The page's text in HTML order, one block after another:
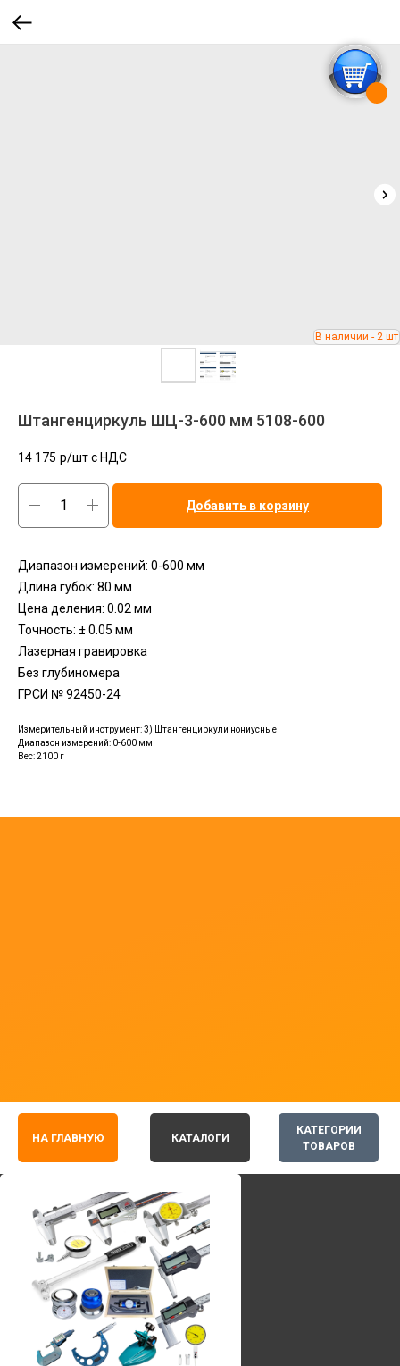
Штангенциркуль ШЦ-3-600 мм 5108-600
14 175 р/шт c НДС
Добавить в корзину
Диапазон измерений: 0-600 мм
Длина губок: 80 мм
Цена деления: 0.02 мм
Точность: ± 0.05 мм
Лазерная гравировка
Без глубиномера
ГРСИ № 92450-24
Измерительный инструмент: 3) Штангенциркули нониусные
Диапазон измерений: 0-600 мм
Вес: 2100 г
КАТЕГОРИИ
ТОВАРОВ
НА ГЛАВНУЮ КАТАЛОГИ